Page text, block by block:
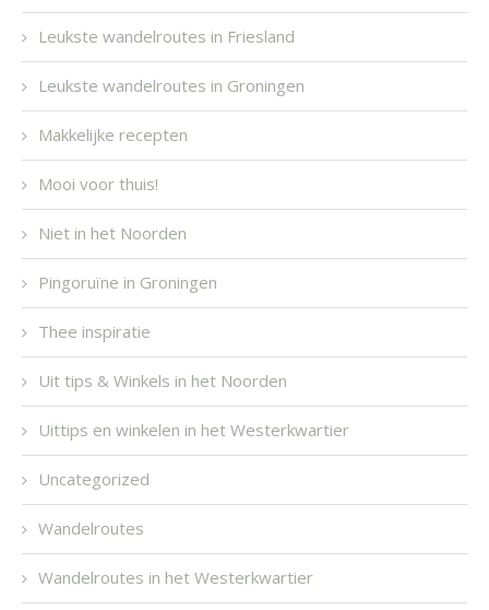
Leukste wandelroutes in Friesland
Leukste wandelroutes in Groningen
Makkelijke recepten
Mooi voor thuis!
Niet in het Noorden
Pingoruïne in Groningen
Thee inspiratie
Uit tips & Winkels in het Noorden
Uittips en winkelen in het Westerkwartier
Uncategorized
Wandelroutes
Wandelroutes in het Westerkwartier